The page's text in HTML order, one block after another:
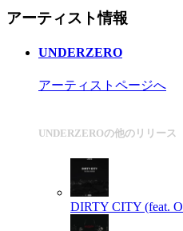
アーティスト情報
UNDERZERO
アーティストページへ
UNDERZEROの他のリリース
DIRTY CITY (feat.